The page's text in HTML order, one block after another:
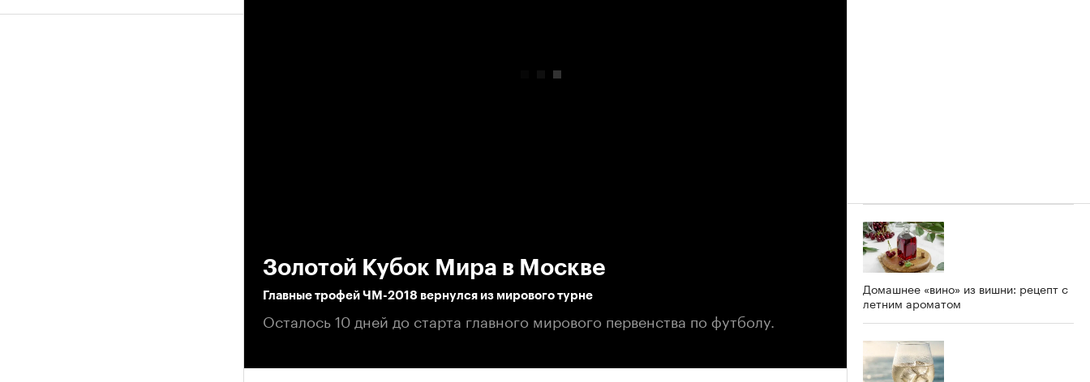
Золотой Кубок Мира в Москве
Главные трофей ЧМ-2018 вернулся из мирового турне
Осталось 10 дней до старта главного мирового первенства по футболу.
Домашнее «вино» из вишни: рецепт с
летним ароматом